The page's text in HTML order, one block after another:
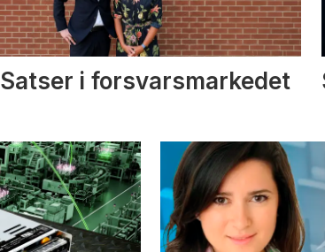
Satser i forsvarsmarkedet